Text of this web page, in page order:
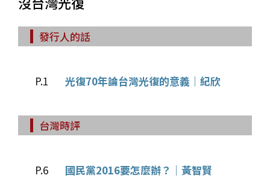
發行人的話
P.1 光復70年論台灣光復的意義｜紀欣
台灣時評
P.6 國民黨2016要怎麼辦？｜黃智賢